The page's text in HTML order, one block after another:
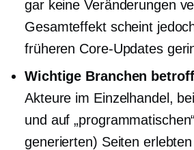
gar keine Veränderungen
Gesamteffekt scheint
früheren Core-Updates
Wichtige Branchen
Akteure im Einzelhandel,
und auf
generierten) Seiten